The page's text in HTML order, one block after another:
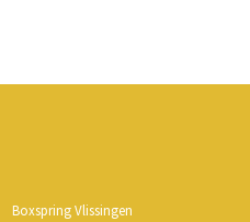
Boxspring Vlissingen